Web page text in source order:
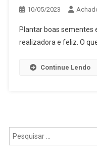
10/05/2023
Plantar boas sementes
realizadora e feliz. O
Continue Lendo